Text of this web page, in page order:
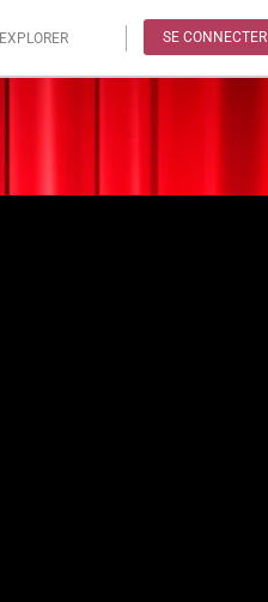
EXPLORER SE CONNECTER